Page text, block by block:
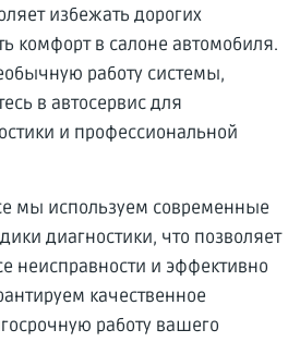
избежать дорогих
комфорт в салоне автомобиля.
работу системы,
в автосервис для
и профессиональной
мы используем современные
диагностики, что позволяет
неисправности и эффективно
качественное
работу вашего